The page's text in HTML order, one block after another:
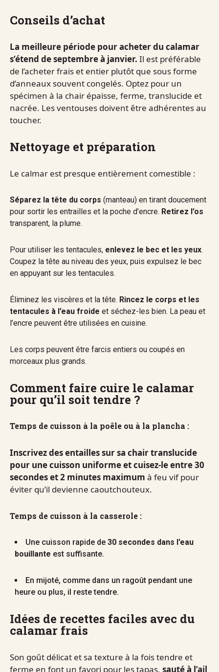
Conseils d’achat
La meilleure période pour acheter du calamar
s’étend de septembre à janvier. Il est préférable
de l’acheter frais et entier plutôt que sous forme
d’anneaux souvent congelés. Optez pour un
spécimen à la chair épaisse, ferme, translucide et
nacrée. Les ventouses doivent être adhérentes au
toucher.
Nettoyage et préparation
Le calmar est presque entièrement comestible :
Séparez la tête du corps (manteau) en tirant doucement
pour sortir les entrailles et la poche d’encre. Retirez l’os
transparent, la plume.
Pour utiliser les tentacules, enlevez le bec et les yeux.
Coupez la tête au niveau des yeux, puis expulsez le bec
en appuyant sur les tentacules.
Éliminez les viscères et la tête. Rincez le corps et les
tentacules à l’eau froide et séchez-les bien. La peau et
l’encre peuvent être utilisées en cuisine.
Les corps peuvent être farcis entiers ou coupés en
morceaux plus grands.
Comment faire cuire le calamar
pour qu’il soit tendre ?
Temps de cuisson à la poêle ou à la plancha :
Inscrivez des entailles sur sa chair translucide
pour une cuisson uniforme et cuisez-le entre 30
secondes et 2 minutes maximum à feu vif pour
éviter qu’il devienne caoutchouteux.
Temps de cuisson à la casserole :
Une cuisson rapide de 30 secondes dans l’eau
bouillante est suffisante.
En mijoté, comme dans un ragoût pendant une
heure ou plus, il reste tendre.
Idées de recettes faciles avec du
calamar frais
Son goût délicat et sa texture à la fois tendre et
ferme en font un favori pour les tapas, sauté à l’ail